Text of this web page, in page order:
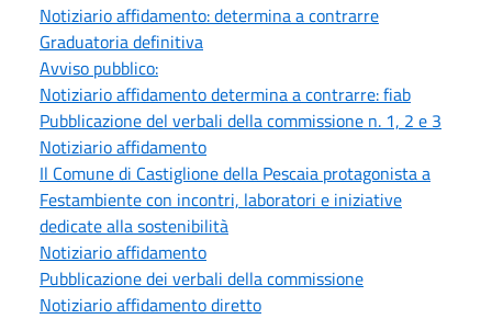
Notiziario affidamento: determina a contrarre
Graduatoria definitiva
Avviso pubblico:
Notiziario affidamento determina a contrarre: fiab
Pubblicazione del verbali della commissione n. 1, 2 e 3
Notiziario affidamento
Il Comune di Castiglione della Pescaia protagonista a
Festambiente con incontri, laboratori e iniziative
dedicate alla sostenibilità
Notiziario affidamento
Pubblicazione dei verbali della commissione
Notiziario affidamento diretto